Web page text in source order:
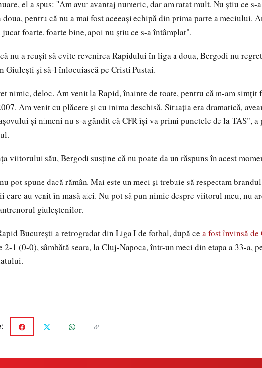
el a spus: ''Am avut avantaj numeric, dar am ratat mult. Nu știu ce s-
doua, pentru că nu a mai fost aceeași echipă din prima parte a meciului.
jucat foarte, foarte bine, apoi nu știu ce s-a întâmplat".
nu a reușit să evite revenirea Rapidului în liga a doua, Bergodi nu
Giulești și să-l înlocuiască pe Cristi Pustai.
nimic, deloc. Am venit la Rapid, înainte de toate, pentru că m-am simțit
Am venit cu plăcere și cu inima deschisă. Situația era dramatică,
și nimeni nu s-a gândit că CFR își va primi punctele de la TAS", a
viitorului său, Bergodi susține că nu poate da un răspuns în acest
pot spune dacă rămân. Mai este un meci și trebuie să respectam
care au venit în masă aici. Nu pot să pun nimic despre viitorul meu, nu
giuleștenilor.
București a retrogradat din Liga I de fotbal, după ce a fost învinsă de
2-1 (0-0), sâmbătă seara, la Cluj-Napoca, într-un meci din etapa a 33-a,